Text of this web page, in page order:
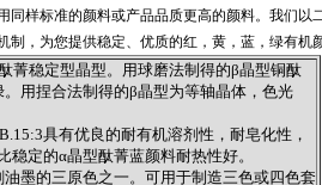
样标准的颜料或产品品质更高的颜料。我们以
，为您提供稳定、优质的红，黄，蓝，绿有机
菁稳定型晶型。用球磨法制得的β晶型铜酞
用捏合法制得的β晶型为等轴晶体，色光
具有优良的耐有机溶剂性，耐皂化性，
定的α晶型酞菁蓝颜料耐热性好。
墨的三原色之一。可用于制造三色或四色套